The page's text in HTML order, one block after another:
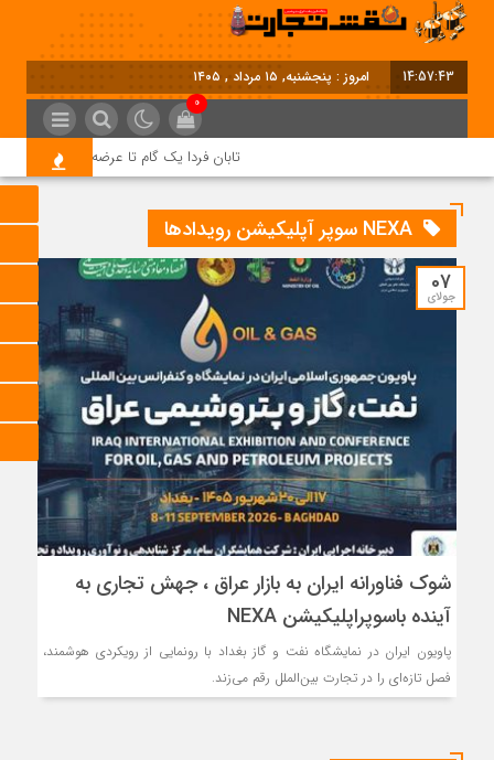
14:57:44 امروز : پنجشنبه, ۱۵ مرداد , ۱۴۰۵
0
تابان فردا یک گام تا عرضه اولیه؛ نماد
07
جولای
شوک فناورانه ایران به بازار عراق ، جهش تجاری به
آینده باسوپراپلیکیشن NEXA
پاویون ایران در نمایشگاه نفت و گاز بغداد با رونمایی از رویکردی هوشمند،
فصل تازه‌ای را در تجارت بین‌الملل رقم می‌زند.